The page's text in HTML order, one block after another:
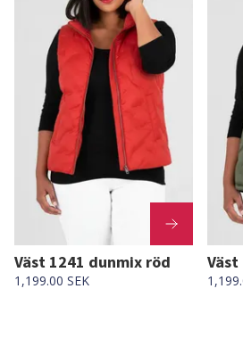
Väst 1241 dunmix röd
1,199.00 SEK